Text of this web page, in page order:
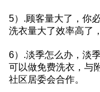
5）.顾客量大了，你
洗衣量大了效率高了
6）.淡季怎么办，淡
可以做免费洗衣，与
社区居委会合作。